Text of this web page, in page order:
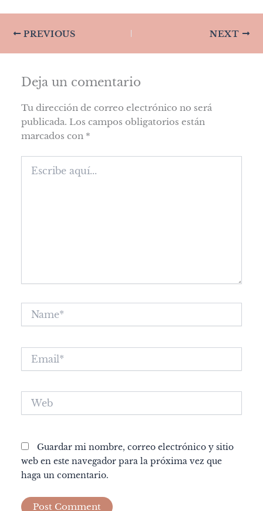
PREVIOUS NEXT
Deja un comentario
Tu dirección de correo electrónico no será
publicada. Los campos obligatorios están
marcados con *
aquí...
Name*
Web
Guardar mi nombre, correo electrónico y sitio
web en este navegador para la próxima vez que
haga un comentario.